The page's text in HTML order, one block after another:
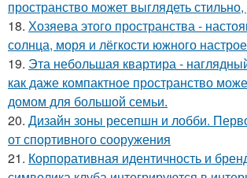
пространство может выглядеть
18. Хозяева этого пространства -
солнца, моря и лёгкости южного
19. Эта небольшая квартира -
как даже компактное пространство
домом для большой семьи.
20. Дизайн зоны ресепшн и лобби.
от спортивного сооружения
21. Корпоративная идентичность и